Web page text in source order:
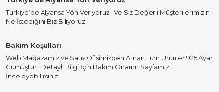
Türkiye’de Alyansa Yön Veriyoruz. Ve Siz Değerli Müşterilerimizin
Ne İstediğini Biz Biliyoruz
Bakım Koşulları
Web Mağazamız ve Satış Ofisimizden Alınan Tüm Ürünler 925 Ayar
Gümüştür. Detaylı Bilgi İçin Bakım Onarım Sayfamızı
İnceleyebilirsiniz